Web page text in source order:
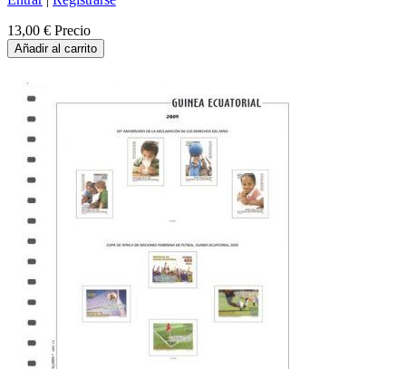
13,00 € Precio
Añadir al carrito